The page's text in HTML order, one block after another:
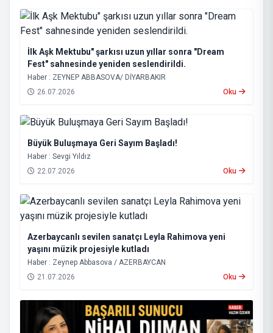
İlk Aşk Mektubu" şarkısı uzun yıllar sonra "Dream
Fest" sahnesinde yeniden seslendirildi.
Haber : ZEYNEP ABBASOVA/ DİYARBAKIR
26.07.2026
Oku
Büyük Buluşmaya Geri Sayım Başladı!
Haber : Sevgi Yıldız
22.07.2026
Oku
Azerbaycanlı sevilen sanatçı Leyla Rahimova yeni
yaşını müzik projesiyle kutladı
Haber : Zeynep Abbasova / AZERBAYCAN
21.07.2026
Oku